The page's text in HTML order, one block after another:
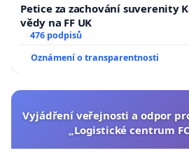
Petice za zachování suverenity
vědy na FF UK
476 podpisů
Oznámení o transparentnosti
Vyjádření veřejnosti a odpor
„Logistické centrum